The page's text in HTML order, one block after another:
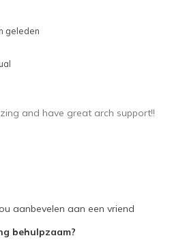
Into Shoes
geleden
and have great arch support!!
aanbevelen aan een vriend
behulpzaam?